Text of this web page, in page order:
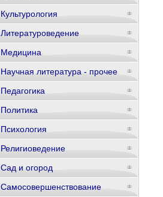
Культурология
Литературоведение
Медицина
Научная литература - прочее
Педагогика
Политика
Психология
Религиоведение
Сад и огород
Самосовершенствование